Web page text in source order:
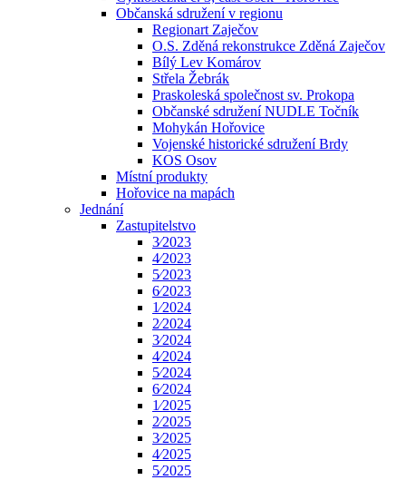
Občanská sdružení v regionu
Regionart Zaječov
O.S. Zděná rekonstrukce Zděná Zaječov
Bílý Lev Komárov
Střela Žebrák
Praskoleská společnost sv. Prokopa
Občanské sdružení NUDLE Točník
Mohykán Hořovice
Vojenské historické sdružení Brdy
KOS Osov
Místní produkty
Hořovice na mapách
Jednání
Zastupitelstvo
3⁄2023
4⁄2023
5⁄2023
6⁄2023
1⁄2024
2⁄2024
3⁄2024
4⁄2024
5⁄2024
6⁄2024
1⁄2025
2⁄2025
3⁄2025
4⁄2025
5⁄2025